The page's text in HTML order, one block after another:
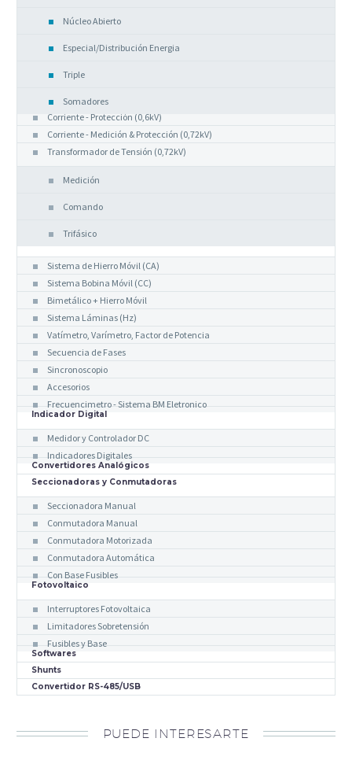
Núcleo Abierto
Especial/Distribución Energia
Triple
Somadores
Corriente - Protección (0,6kV)
Corriente - Medición & Protección (0,72kV)
Transformador de Tensión (0,72kV)
Medición
Comando
Trifásico
Sistema de Hierro Móvil (CA)
Sistema Bobina Móvil (CC)
Bimetálico + Hierro Móvil
Sistema Láminas (Hz)
Vatímetro, Varímetro, Factor de Potencia
Secuencia de Fases
Sincronoscopio
Accesorios
Frecuencimetro - Sistema BM Eletronico
Indicador Digital
Medidor y Controlador DC
Indicadores Digitales
Convertidores Analógicos
Seccionadoras y Conmutadoras
Seccionadora Manual
Conmutadora Manual
Conmutadora Motorizada
Conmutadora Automática
Con Base Fusibles
Fotovoltaico
Interruptores Fotovoltaica
Limitadores Sobretensión
Fusibles y Base
Softwares
Shunts
Convertidor RS-485/USB
PUEDE INTERESARTE